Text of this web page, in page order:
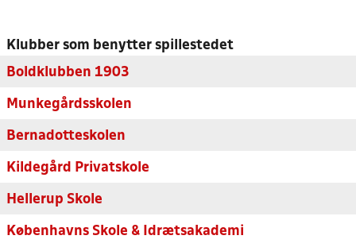
Klubber som benytter spillestedet
Boldklubben 1903
Munkegårdsskolen
Bernadotteskolen
Kildegård Privatskole
Hellerup Skole
Københavns Skole & Idrætsakademi